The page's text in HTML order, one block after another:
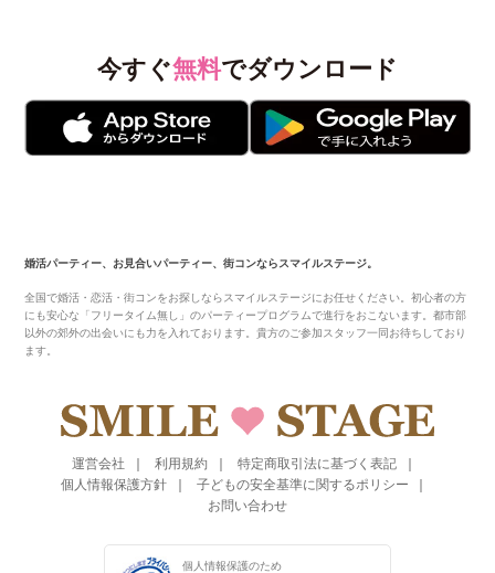
今すぐ無料でダウンロード
婚活パーティー、お見合いパーティー、街コンならスマイルステージ。
全国で婚活・恋活・街コンをお探しならスマイルステージにお任せください。初心者の方
にも安心な「フリータイム無し」のパーティープログラムで進行をおこないます。都市部
以外の郊外の出会いにも力を入れております。貴方のご参加スタッフ一同お待ちしており
ます。
運営会社 利用規約
特定商取引法に基づく表記
個人情報保護方針
子どもの安全基準に関するポリシー
お問い合わせ
個人情報保護のため